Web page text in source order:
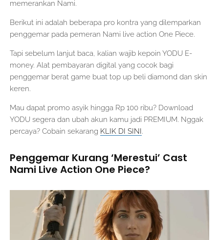
memerankan Nami.
Berikut ini adalah beberapa pro kontra yang dilemparkan
penggemar pada pemeran Nami live action One Piece.
Tapi sebelum lanjut baca, kalian wajib kepoin YODU E-
money. Alat pembayaran digital yang cocok bagi
penggemar berat game buat top up beli diamond dan skin
keren.
Mau dapat promo asyik hingga Rp 100 ribu? Download
YODU segera dan ubah akun kamu jadi PREMIUM. Nggak
percaya? Cobain sekarang KLIK DI SINI.
Penggemar Kurang ‘Merestui’ Cast
Nami Live Action One Piece?